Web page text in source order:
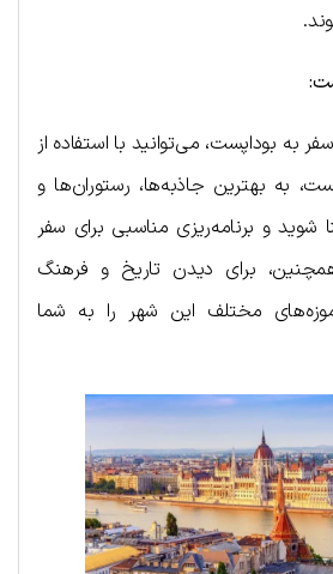
به بوداپست، می‌توانید با استفاده از
به بهترین جاذبه‌ها، رستوران‌ها و
و برنامه‌ریزی مناسبی برای سفر
برای دیدن تاریخ و فرهنگ
موزه‌های مختلف این شهر را به شما